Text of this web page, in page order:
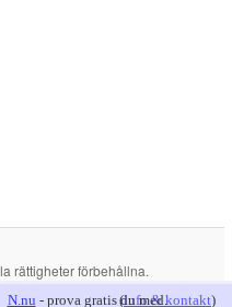
rättigheter förbehållna.
N.nu - prova gratis du med.
(info & kontakt)